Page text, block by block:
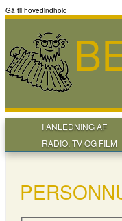
Gå til hovedindhold
I ANLEDNING AF
RADIO, TV OG FILM